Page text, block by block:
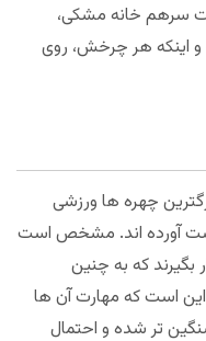
سرهم خانه مشکی،
و اینکه هر چرخش، روی
چهره ها ورزشی
آورده اند. مشخص است
که به چنین
است که مهارت آن ها
تر شده و احتمال